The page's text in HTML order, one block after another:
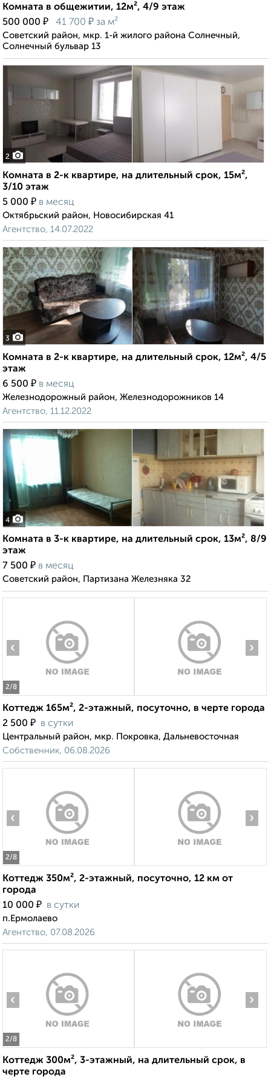
Комната в общежитии, 12м², 4/9 этаж
500 000 ₽ 41 700 ₽ за м²
Советский район, мкр. 1-й жилого района Солнечный,
Солнечный бульвар 13
2
Комната в 2-к квартире, на длительный срок, 15м²,
3/10 этаж
5 000 ₽ в месяц
Октябрьский район, Новосибирская 41
Агентство, 14.07.2022
3
Комната в 2-к квартире, на длительный срок, 12м², 4/5
этаж
6 500 ₽ в месяц
Железнодорожный район, Железнодорожников 14
Агентство, 11.12.2022
4
Комната в 3-к квартире, на длительный срок, 13м², 8/9
этаж
7 500 ₽ в месяц
Советский район, Партизана Железняка 32
2/8
‹ ›
Коттедж 165м², 2-этажный, посуточно, в черте города
2 500 ₽ в сутки
Центральный район, мкр. Покровка, Дальневосточная
Собственник, 06.08.2026
2/8
‹ ›
Коттедж 350м², 2-этажный, посуточно, 12 км от
города
10 000 ₽ в сутки
п.Ермолаево
Агентство, 07.08.2026
2/8
‹ ›
Коттедж 300м², 3-этажный, на длительный срок, в
черте города